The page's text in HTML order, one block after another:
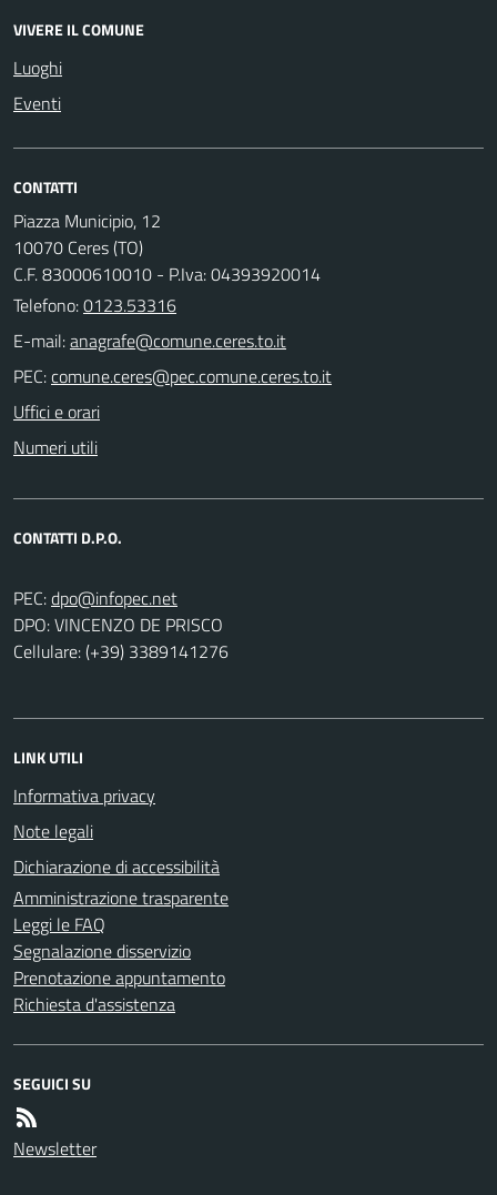
VIVERE IL COMUNE
Luoghi
Eventi
CONTATTI
Piazza Municipio, 12
10070 Ceres (TO)
C.F. 83000610010 - P.Iva: 04393920014
Telefono:0123.53316
E-mail:
PEC:
Uffici e orari
Numeri utili
CONTATTI D.P.O.
PEC:
DPO: VINCENZO DE PRISCO
Cellulare: (+39) 3389141276
LINK UTILI
Informativa privacy
Note legali
Dichiarazione di accessibilità
Amministrazione trasparente
Leggi le FAQ
Segnalazione disservizio
Prenotazione appuntamento
Richiesta d'assistenza
SEGUICI SU
Newsletter